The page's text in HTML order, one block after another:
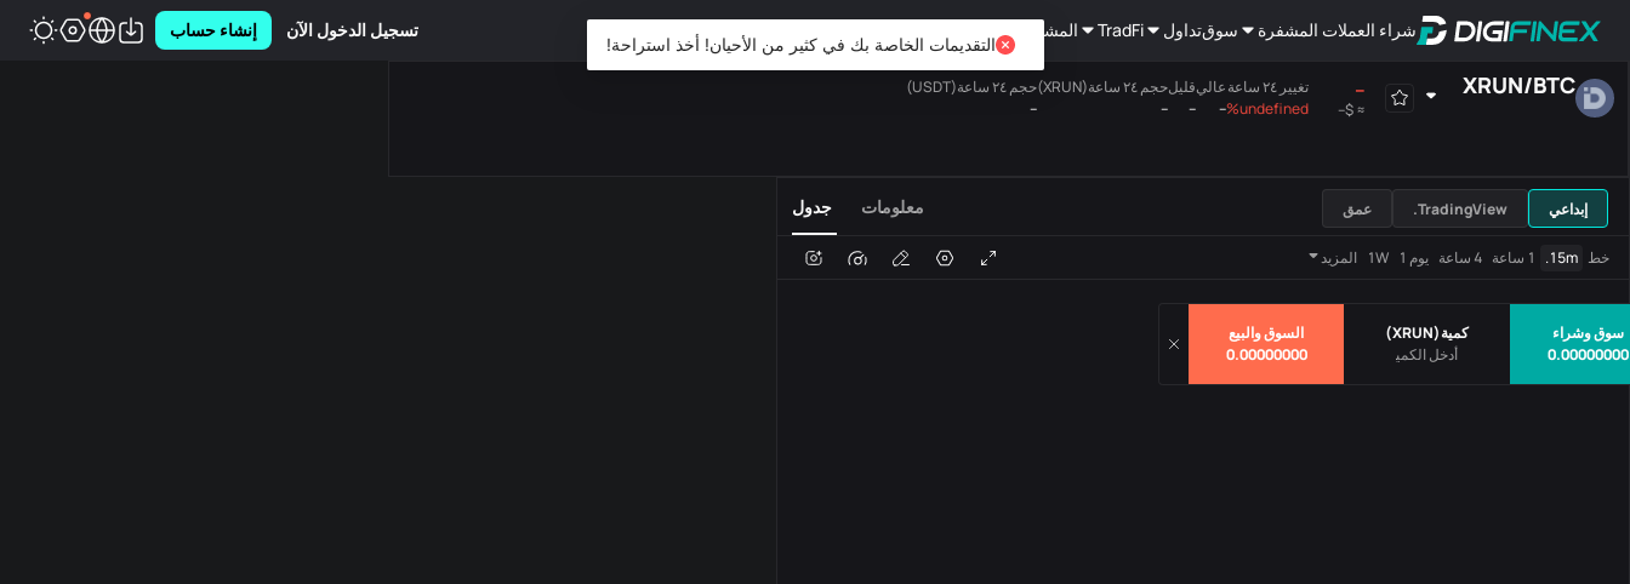
شراء العملات المشفرة سوقتداول TradFi المشتقات تسجيل الدخول الآن إنشاء حساب
سوق وشراء
0.00000000
كمية(
XRUN
)
السوق والبيع
0.00000000
XRUN/BTC
--
≈
$--
تغيير ٢٤ ساعة
undefined%
عالي
--
قليل
--
حجم ٢٤ ساعة(XRUN)
--
حجم ٢٤ ساعة(USDT)
--
الجميع اللوحة الرئيسية
أزواج الصوت
جدول معلومات إبداعي TradingView. عمق
خط 15m. 1 ساعة 4 ساعة يوم 1 1W المزيد
التقديمات الخاصة بك في كثير من الأحيان! أخذ استراحة!